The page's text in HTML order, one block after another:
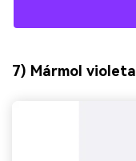
7) Mármol violeta